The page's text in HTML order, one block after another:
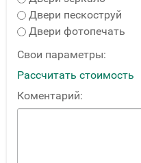
Двери пескоструй
Двери фотопечать
Свои параметры:
Рассчитать стоимость
Коментарий: